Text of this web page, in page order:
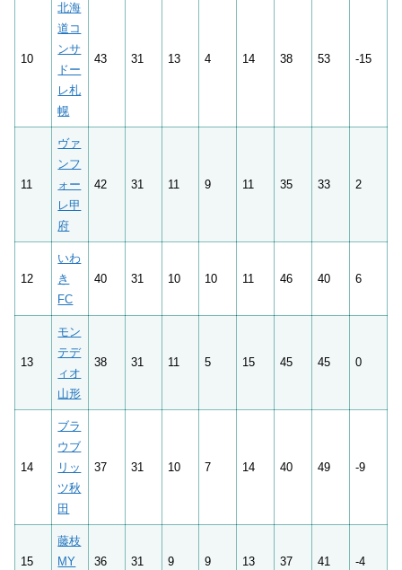
10
北海
道コ
ンサ
ドー
レ札
幌
43 31 13 4 14 38 53 -15
11
ヴァ
ンフ
ォー
レ甲
府
42 31 11 9 11 35 33 2
12
いわ
き
FC
40 31 10 10 11 46 40 6
13
モン
テデ
ィオ
山形
38 31 11 5 15 45 45 0
14
ブラ
ウブ
リッ
ツ秋
田
37 31 10 7 14 40 49 -9
15
藤枝
MY
36 31 9 9 13 37 41 -4